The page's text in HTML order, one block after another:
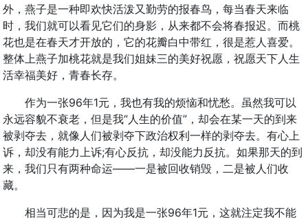
外，燕子是一种即欢快活泼又勤劳的报春鸟，每当春天来临
时，我们就可以看见它们的身影，从来都不会将春报迟。而桃
花也是在春天才开放的，它的花瓣白中带红，很是惹人喜爱。
整体上燕子加桃花就是我们姐妹三的美好祝愿，祝愿天下人生
活幸福美好，青春长存。
作为一张96年1元，我也有我的烦恼和忧愁。虽然我可以
永远容貌不衰老，但是我“人生的价值”，却会在某一天的到来
被剥夺去，就像人们被剥夺下政治权利一样的剥夺去。有心上
诉，却没有能力上诉;有心反抗，却没能力反抗。如果那天的到
来，我们只有两种命运——一是被回收销毁，二是被人们收
藏。
相当可悲的是，因为我是一张96年1元，这就注定我不能